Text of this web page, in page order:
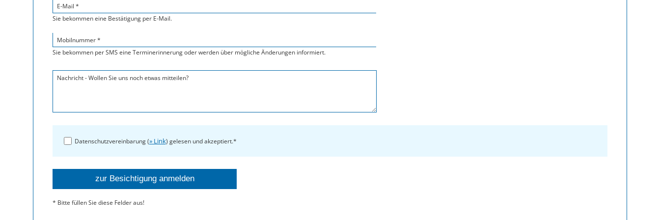
E-Mail *
Sie bekommen eine Bestätigung per E-Mail.
Mobilnummer *
Sie bekommen per SMS eine Terminerinnerung oder werden über mögliche Änderungen informiert.
Nachricht - Wollen Sie uns noch etwas mitteilen?
Datenschutzvereinbarung (» Link) gelesen und akzeptiert.*
* Bitte füllen Sie diese Felder aus!